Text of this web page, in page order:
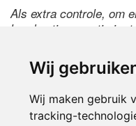
Wij
Wij maken gebruik
tracking-
Als extra controle, om
handmatige reactie is,
de code te wijzigen.